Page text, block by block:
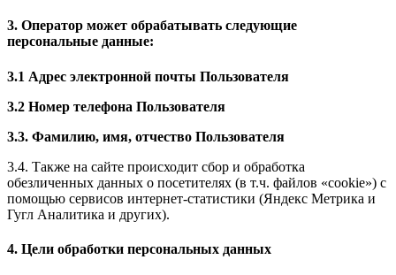
3. Оператор может обрабатывать следующие
персональные данные:
3.1 Адрес электронной почты Пользователя
3.2 Номер телефона Пользователя
3.3. Фамилию, имя, отчество Пользователя
3.4. Также на сайте происходит сбор и обработка
обезличенных данных о посетителях (в т.ч. файлов «cookie») с
помощью сервисов интернет-статистики (Яндекс Метрика и
Гугл Аналитика и других).
4. Цели обработки персональных данных